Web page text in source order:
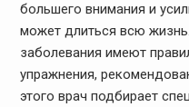
большего внимания и
может длиться всю
заболевания имеют
упражнения,
этого врач подбирает